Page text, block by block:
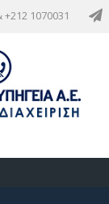
+212 1070031